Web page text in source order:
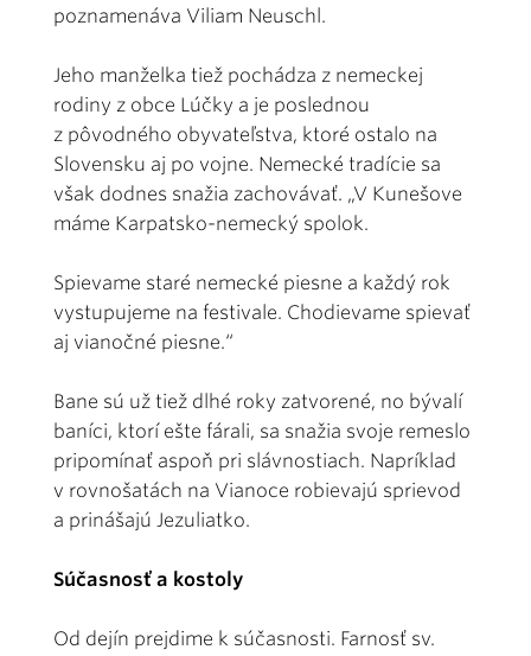
poznamenáva Viliam Neuschl.
Jeho manželka tiež pochádza z nemeckej
rodiny z obce Lúčky a je poslednou
z pôvodného obyvateľstva, ktoré ostalo na
Slovensku aj po vojne. Nemecké tradície sa
však dodnes snažia zachovávať. „V Kunešove
máme Karpatsko-nemecký spolok.
Spievame staré nemecké piesne a každý rok
vystupujeme na festivale. Chodievame spievať
aj vianočné piesne.“
Bane sú už tiež dlhé roky zatvorené, no bývalí
baníci, ktorí ešte fárali, sa snažia svoje remeslo
pripomínať aspoň pri slávnostiach. Napríklad
v rovnošatách na Vianoce robievajú sprievod
a prinášajú Jezuliatko.
Súčasnosť a kostoly
Od dejín prejdime k súčasnosti. Farnosť sv.